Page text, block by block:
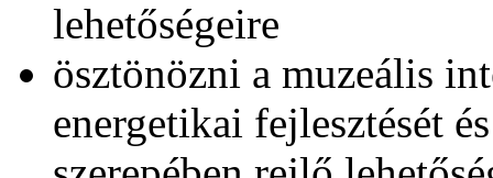
lehetőségeire
ösztönözni a muzeális
energetikai fejlesztését